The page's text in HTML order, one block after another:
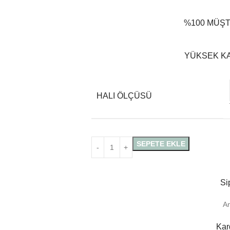
%100
YÜKSEK
HALI ÖLÇÜSÜ
SEPETE EKLE